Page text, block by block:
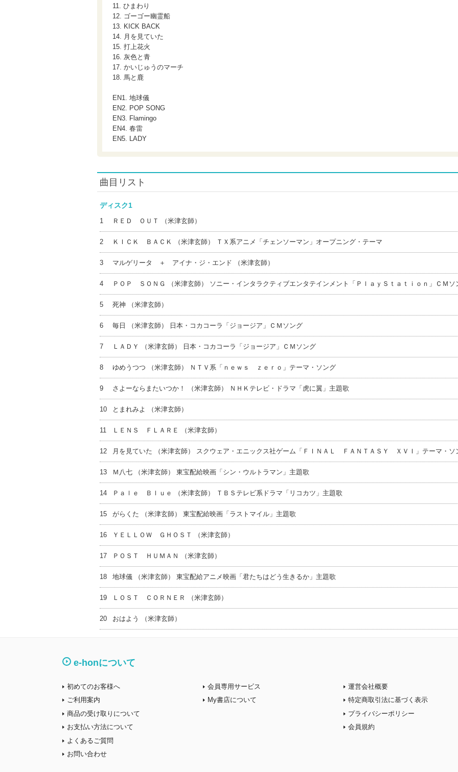
11. ひまわり
12. ゴーゴー幽霊船
13. KICK BACK
14. 月を見ていた
15. 打上花火
16. 灰色と青
17. かいじゅうのマーチ
18. 馬と鹿
EN1. 地球儀
EN2. POP SONG
EN3. Flamingo
EN4. 春雷
EN5. LADY
曲目リスト
ディスク1
1 ＲＥＤ ＯＵＴ （米津玄師）
2 ＫＩＣＫ ＢＡＣＫ （米津玄師） ＴＸ系アニメ「チェンソーマン」オープニング・テーマ
3 マルゲリータ ＋ アイナ・ジ・エンド （米津玄師）
4 ＰＯＰ ＳＯＮＧ （米津玄師） ソニー・インタラクティブエンタテインメント「ＰｌａｙＳｔａｔｉｏｎ」ＣＭソ
5 死神 （米津玄師）
6 毎日 （米津玄師） 日本・コカコーラ「ジョージア」ＣＭソング
7 ＬＡＤＹ （米津玄師） 日本・コカコーラ「ジョージア」ＣＭソング
8 ゆめうつつ （米津玄師） ＮＴＶ系「ｎｅｗｓ ｚｅｒｏ」テーマ・ソング
9 さよーならまたいつか！ （米津玄師） ＮＨＫテレビ・ドラマ「虎に翼」主題歌
10 とまれみよ （米津玄師）
11 ＬＥＮＳ ＦＬＡＲＥ （米津玄師）
12 月を見ていた （米津玄師） スクウェア・エニックス社ゲーム「ＦＩＮＡＬ ＦＡＮＴＡＳＹ ＸＶＩ」テーマ・ソ
13 Ｍ八七 （米津玄師） 東宝配給映画「シン・ウルトラマン」主題歌
14 Ｐａｌｅ Ｂｌｕｅ （米津玄師） ＴＢＳテレビ系ドラマ「リコカツ」主題歌
15 がらくた （米津玄師） 東宝配給映画「ラストマイル」主題歌
16 ＹＥＬＬＯＷ ＧＨＯＳＴ （米津玄師）
17 ＰＯＳＴ ＨＵＭＡＮ （米津玄師）
18 地球儀 （米津玄師） 東宝配給アニメ映画「君たちはどう生きるか」主題歌
19 ＬＯＳＴ ＣＯＲＮＥＲ （米津玄師）
20 おはよう （米津玄師）
e-honについて
初めてのお客様へ
ご利用案内
商品の受け取りについて
お支払い方法について
よくあるご質問
お問い合わせ
会員専用サービス
My書店について
運営会社概要
特定商取引法に基づく表示
プライバシーポリシー
会員規約